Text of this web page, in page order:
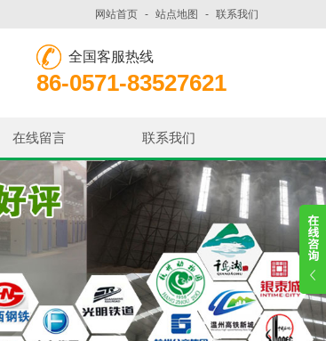
网站首页 - 站点地图 - 联系我们
全国客服热线
86-0571-83527621
在线留言 联系我们